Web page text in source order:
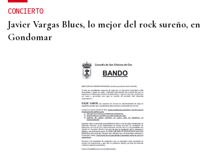
CONCIERTO
Javier Vargas Blues, lo mejor del rock sureño, en
Gondomar